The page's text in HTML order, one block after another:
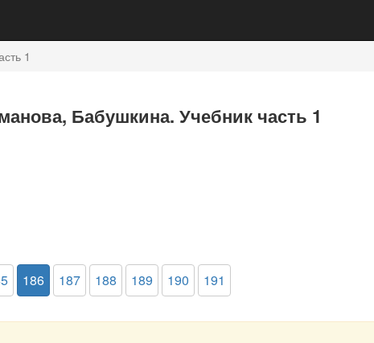
1
Бабушкина. Учебник часть 1
186 187 188 189 190 191